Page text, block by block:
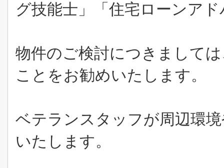
グ技能士」「住宅ローンア
物件のご検討につきまして
ことをお勧めいたします。
ベテランスタッフが周辺環
いたします。